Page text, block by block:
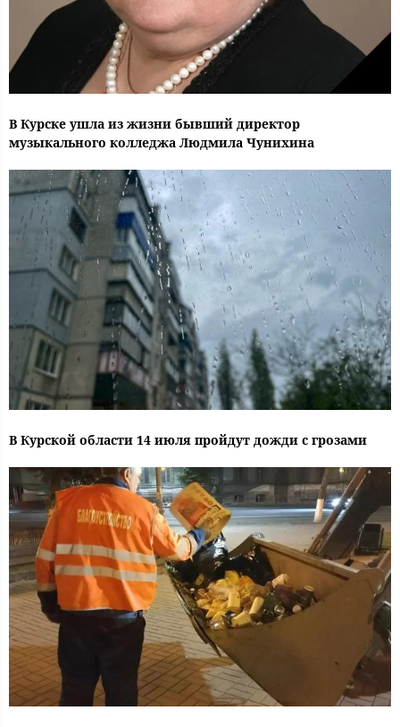
В Курске ушла из жизни бывший директор
музыкального колледжа Людмила Чунихина
В Курской области 14 июля пройдут дожди с грозами